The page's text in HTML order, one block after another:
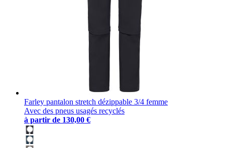
Farley pantalon stretch dézippable 3/4 femme
Avec des pneus usagés recyclés
à partir de 130,00 €